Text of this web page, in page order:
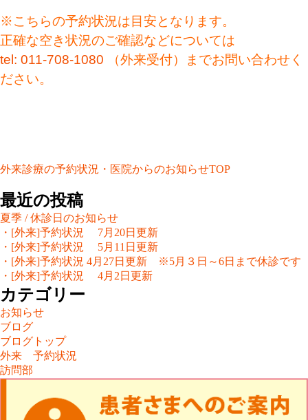
※こちらの予約状況は目安となります。
正確な空き状況のご確認などについては
tel: 011-708-1080 （外来受付）までお問い合わせく
ださい。
外来診療の予約状況・医院からのお知らせTOP
最近の投稿
夏季 / 休診日のお知らせ
・[外来]予約状況 7月20日更新
・[外来]予約状況 5月11日更新
・[外来]予約状況 4月27日更新 ※5月３日～6日まで休診です
・[外来]予約状況 4月2日更新
カテゴリー
お知らせ
ブログ
ブログトップ
外来 予約状況
訪問部